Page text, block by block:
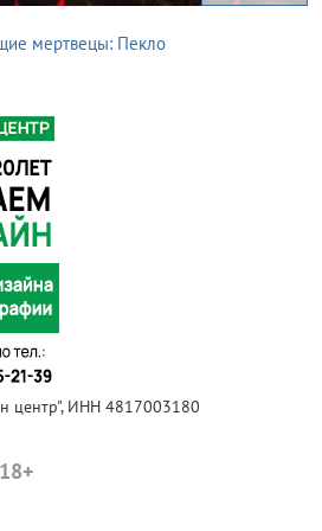
мертвецы: Пекло
центр", ИНН 4817003180